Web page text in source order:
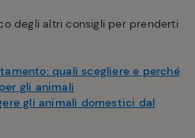
degli altri consigli per prenderti
quali scegliere e perché
gli animali
gli animali domestici dal